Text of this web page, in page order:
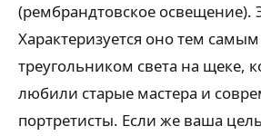
(рембрандтовское освещение).
Характеризуется оно тем
треугольником света на щеке,
любили старые мастера и
портретисты. Если же ваша